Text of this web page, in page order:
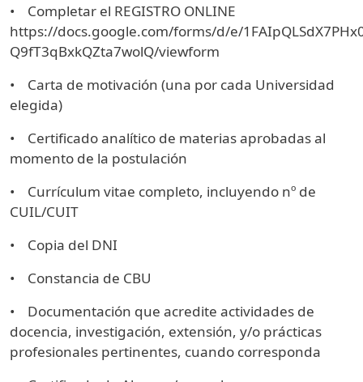
• Completar el REGISTRO ONLINE
https://docs.google.com/forms/d/e/
Q9fT3qBxkQZta7wolQ/viewform
• Carta de motivación (una por cada Universidad
elegida)
• Certificado analítico de materias aprobadas al
momento de la postulación
• Currículum vitae completo, incluyendo nº de
CUIL/CUIT
• Copia del DNI
• Constancia de CBU
• Documentación que acredite actividades de
docencia, investigación, extensión, y/o prácticas
profesionales pertinentes, cuando corresponda